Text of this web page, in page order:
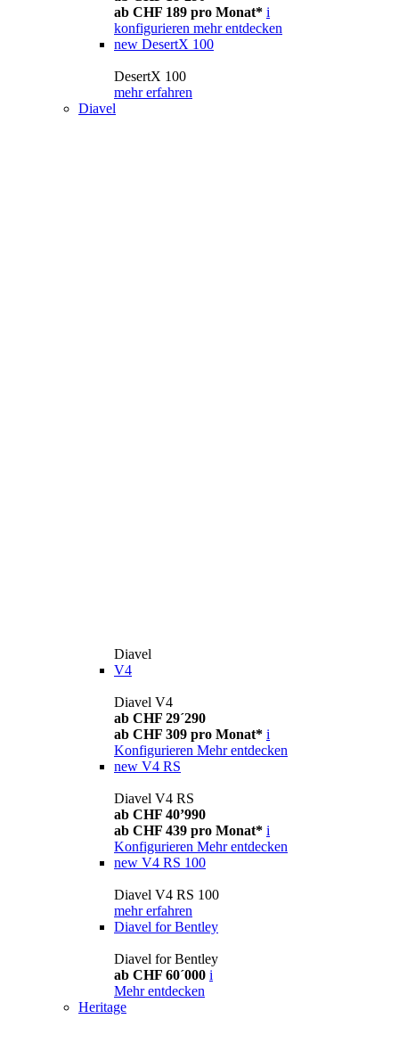
ab CHF 189 pro Monat* i
konfigurieren mehr entdecken
new DesertX 100
DesertX 100
mehr erfahren
Diavel
Diavel
V4
Diavel V4
ab CHF 29´290
ab CHF 309 pro Monat* i
Konfigurieren Mehr entdecken
new V4 RS
Diavel V4 RS
ab CHF 40’990
ab CHF 439 pro Monat* i
Konfigurieren Mehr entdecken
new V4 RS 100
Diavel V4 RS 100
mehr erfahren
Diavel for Bentley
Diavel for Bentley
ab CHF 60´000 i
Mehr entdecken
Heritage